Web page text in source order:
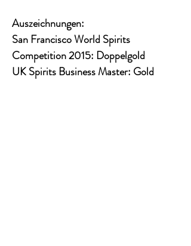
Auszeichnungen:
San Francisco World Spirits
Competition 2015: Doppelgold
UK Spirits Business Master: Gold